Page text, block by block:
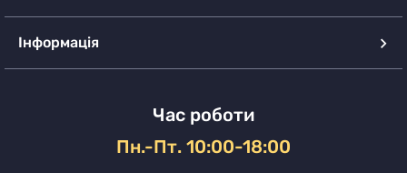
Інформація
Час роботи
Пн.-Пт. 10:00-18:00